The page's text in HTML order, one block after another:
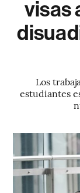
visas
Los
estudiantes